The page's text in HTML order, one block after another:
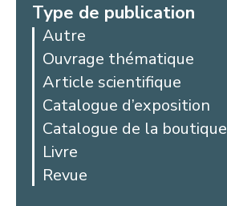
Type de publication
Autre
Ouvrage thématique
Article scientifique
Catalogue d’exposition
Catalogue de la boutique
Livre
Revue